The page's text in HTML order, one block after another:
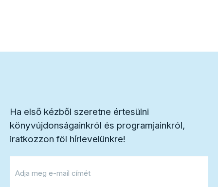
Ha első kézből szeretne értesülni
könyvújdonságainkról és programjainkról,
iratkozzon föl hírlevelünkre!